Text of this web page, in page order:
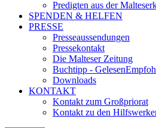
Predigten aus der
SPENDEN & HELFEN
PRESSE
Presseaussendungen
Pressekontakt
Die Malteser Zeitung
Buchtipp -
Downloads
KONTAKT
Kontakt zum Großpriorat
Kontakt zu den